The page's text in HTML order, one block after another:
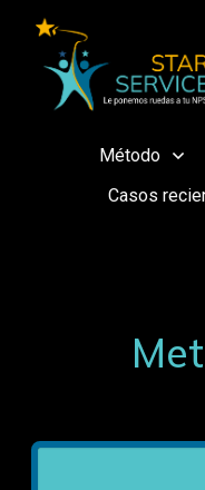
Método
Casos